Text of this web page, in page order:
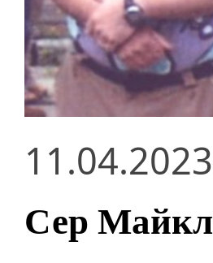
11.04.2023
Сер Майкл